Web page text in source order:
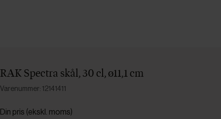
RAK Spectra skål, 30 cl, ø11,1 cm
Varenummer: 12141411
Din pris (ekskl. moms)